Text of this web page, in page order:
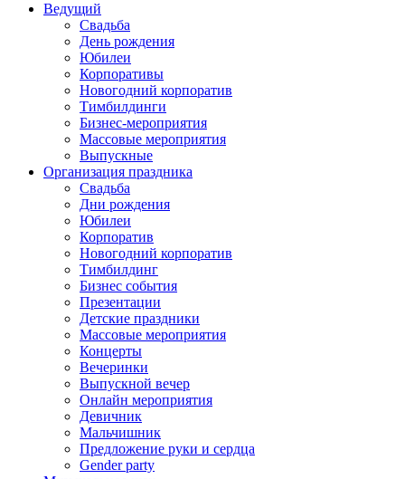
Ведущий
Свадьба
День рождения
Юбилеи
Корпоративы
Новогодний корпоратив
Тимбилдинги
Бизнес-мероприятия
Массовые мероприятия
Выпускные
Организация праздника
Свадьба
Дни рождения
Юбилеи
Корпоратив
Новогодний корпоратив
Тимбилдинг
Бизнес события
Презентации
Детские праздники
Массовые мероприятия
Концерты
Вечеринки
Выпускной вечер
Онлайн мероприятия
Девичник
Мальчишник
Предложение руки и сердца
Gender party